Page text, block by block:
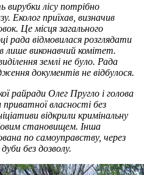
лісу потрібно
Еколог приїхав, визначив
Це місця загального
рада відмовилася розглядати
лише виконавчий комітет.
землі не було. Рада
документів не відбулося.
райради Олег Пругло і голова
власності без
відкрили кримінальну
становищем. Інша
по самоуправству, через
без дозволу.